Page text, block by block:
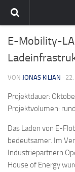
Home
Team
E-Mobility-
VON JONAS KILIAN ·
Projektdauer:
Projektvolumen:
Das Laden von E-
bedeutsamer. Im
Industriepartnern
House of Energy